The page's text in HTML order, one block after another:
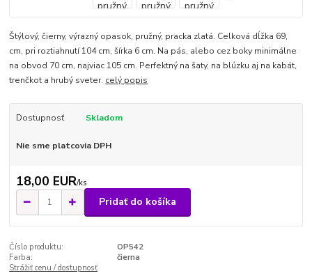
Štýlový, čierny, výrazný opasok, pružný, pracka zlatá. Celková dĺžka 69,
cm, pri roztiahnutí 104 cm, šírka 6 cm. Na pás, alebo cez boky minimálne
na obvod 70 cm, najviac 105 cm. Perfektný na šaty, na blúzku aj na kabát,
trenčkot a hrubý sveter. celý popis
Dostupnosť Skladom
Nie sme platcovia DPH
18,00 EUR/ks
Pridať do košíka
Číslo produktu:
OP542
Farba:
čierna
Strážiť cenu / dostupnosť